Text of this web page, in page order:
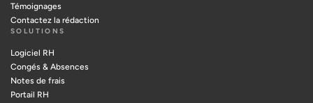
Témoignages
Contactez la rédaction
SOLUTIONS
Logiciel RH
Congés & Absences
Notes de frais
Portail RH